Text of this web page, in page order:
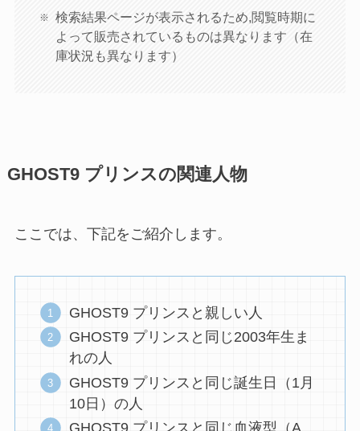
検索結果ページが表示されるため,閲覧時期に
よって販売されているものは異なります（在
庫状況も異なります）
GHOST9 プリンスの関連人物
ここでは、下記をご紹介します。
GHOST9 プリンスと親しい人
GHOST9 プリンスと同じ2003年生ま
れの人
GHOST9 プリンスと同じ誕生日（1月
10日）の人
GHOST9 プリンスと同じ血液型（A